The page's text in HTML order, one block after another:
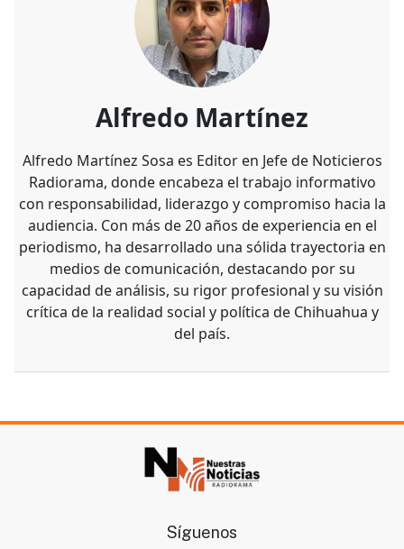
Alfredo Martínez
Alfredo Martínez Sosa es Editor en Jefe de Noticieros
Radiorama, donde encabeza el trabajo informativo
con responsabilidad, liderazgo y compromiso hacia la
audiencia. Con más de 20 años de experiencia en el
periodismo, ha desarrollado una sólida trayectoria en
medios de comunicación, destacando por su
capacidad de análisis, su rigor profesional y su visión
crítica de la realidad social y política de Chihuahua y
del país.
Síguenos